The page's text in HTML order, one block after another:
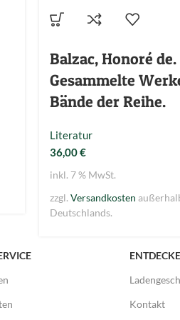
Balzac, Honoré de.
Gesammelte
Bände der Reihe.
Literatur
36,00€
inkl. 7 % MwSt.
zzgl. Versandkosten
Deutschlands.
Kontakt